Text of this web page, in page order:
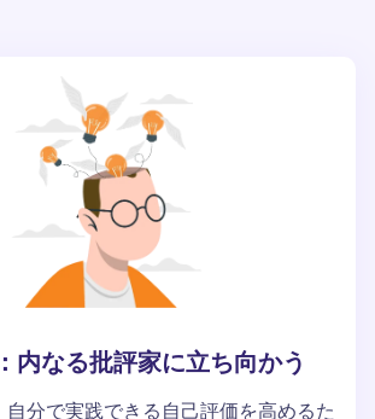
内なる批評家に立ち向かう
自分で実践できる自己評価を高めるた